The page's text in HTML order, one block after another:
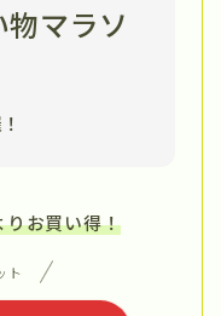
マラソ
りお買い得！
ト